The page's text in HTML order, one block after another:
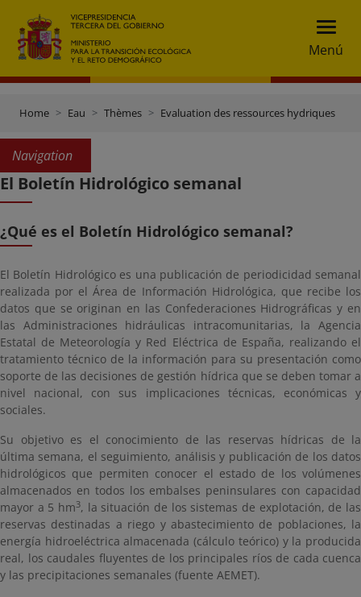
Menú
Home Eau Thèmes Evaluation des ressources hydriques
Navigation
El Boletín Hidrológico semanal
¿Qué es el Boletín Hidrológico semanal?
El Boletín Hidrológico es una publicación de periodicidad semanal
realizada por el Área de Información Hidrológica, que recibe los
datos que se originan en las Confederaciones Hidrográficas y en
las Administraciones hidráulicas intracomunitarias, la Agencia
Estatal de Meteorología y Red Eléctrica de España, realizando el
tratamiento técnico de la información para su presentación como
soporte de las decisiones de gestión hídrica que se deben tomar a
nivel nacional, con sus implicaciones técnicas, económicas y
sociales.
Su objetivo es el conocimiento de las reservas hídricas de la
última semana, el seguimiento, análisis y publicación de los datos
hidrológicos que permiten conocer el estado de los volúmenes
almacenados en todos los embalses peninsulares con capacidad
mayor a 5 hm3, la situación de los sistemas de explotación, de las
reservas destinadas a riego y abastecimiento de poblaciones, la
energía hidroeléctrica almacenada (cálculo teórico) y la producida
real, los caudales fluyentes de los principales ríos de cada cuenca
y las precipitaciones semanales (fuente AEMET).